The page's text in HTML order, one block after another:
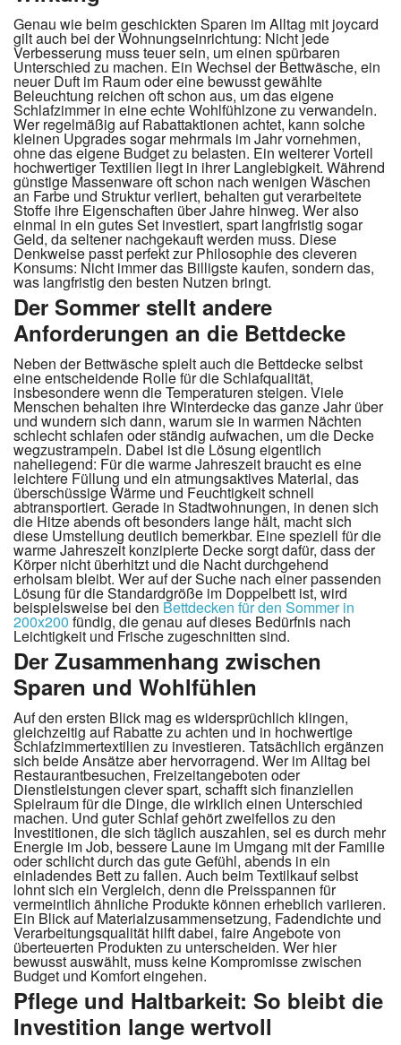
Genau wie beim geschickten Sparen im Alltag mit joycard
gilt auch bei der Wohnungseinrichtung: Nicht jede
Verbesserung muss teuer sein, um einen spürbaren
Unterschied zu machen. Ein Wechsel der Bettwäsche, ein
neuer Duft im Raum oder eine bewusst gewählte
Beleuchtung reichen oft schon aus, um das eigene
Schlafzimmer in eine echte Wohlfühlzone zu verwandeln.
Wer regelmäßig auf Rabattaktionen achtet, kann solche
kleinen Upgrades sogar mehrmals im Jahr vornehmen,
ohne das eigene Budget zu belasten. Ein weiterer Vorteil
hochwertiger Textilien liegt in ihrer Langlebigkeit. Während
günstige Massenware oft schon nach wenigen Wäschen
an Farbe und Struktur verliert, behalten gut verarbeitete
Stoffe ihre Eigenschaften über Jahre hinweg. Wer also
einmal in ein gutes Set investiert, spart langfristig sogar
Geld, da seltener nachgekauft werden muss. Diese
Denkweise passt perfekt zur Philosophie des cleveren
Konsums: Nicht immer das Billigste kaufen, sondern das,
was langfristig den besten Nutzen bringt.
Der Sommer stellt andere
Anforderungen an die Bettdecke
Neben der Bettwäsche spielt auch die Bettdecke selbst
eine entscheidende Rolle für die Schlafqualität,
insbesondere wenn die Temperaturen steigen. Viele
Menschen behalten ihre Winterdecke das ganze Jahr über
und wundern sich dann, warum sie in warmen Nächten
schlecht schlafen oder ständig aufwachen, um die Decke
wegzustrampeln. Dabei ist die Lösung eigentlich
naheliegend: Für die warme Jahreszeit braucht es eine
leichtere Füllung und ein atmungsaktives Material, das
überschüssige Wärme und Feuchtigkeit schnell
abtransportiert. Gerade in Stadtwohnungen, in denen sich
die Hitze abends oft besonders lange hält, macht sich
diese Umstellung deutlich bemerkbar. Eine speziell für die
warme Jahreszeit konzipierte Decke sorgt dafür, dass der
Körper nicht überhitzt und die Nacht durchgehend
erholsam bleibt. Wer auf der Suche nach einer passenden
Lösung für die Standardgröße im Doppelbett ist, wird
beispielsweise bei den Bettdecken für den Sommer in
200x200 fündig, die genau auf dieses Bedürfnis nach
Leichtigkeit und Frische zugeschnitten sind.
Der Zusammenhang zwischen
Sparen und Wohlfühlen
Auf den ersten Blick mag es widersprüchlich klingen,
gleichzeitig auf Rabatte zu achten und in hochwertige
Schlafzimmertextilien zu investieren. Tatsächlich ergänzen
sich beide Ansätze aber hervorragend. Wer im Alltag bei
Restaurantbesuchen, Freizeitangeboten oder
Dienstleistungen clever spart, schafft sich finanziellen
Spielraum für die Dinge, die wirklich einen Unterschied
machen. Und guter Schlaf gehört zweifellos zu den
Investitionen, die sich täglich auszahlen, sei es durch mehr
Energie im Job, bessere Laune im Umgang mit der Familie
oder schlicht durch das gute Gefühl, abends in ein
einladendes Bett zu fallen. Auch beim Textilkauf selbst
lohnt sich ein Vergleich, denn die Preisspannen für
vermeintlich ähnliche Produkte können erheblich variieren.
Ein Blick auf Materialzusammensetzung, Fadendichte und
Verarbeitungsqualität hilft dabei, faire Angebote von
überteuerten Produkten zu unterscheiden. Wer hier
bewusst auswählt, muss keine Kompromisse zwischen
Budget und Komfort eingehen.
Pflege und Haltbarkeit: So bleibt die
Investition lange wertvoll